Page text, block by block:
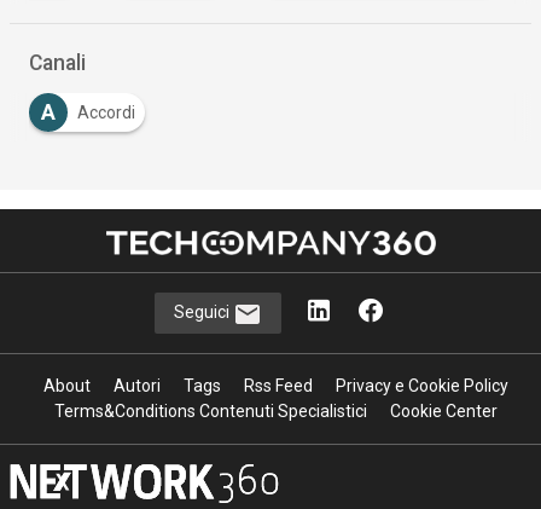
Canali
A Accordi
Seguici
About Autori Tags Rss Feed
Privacy e Cookie Policy
Terms&Conditions Contenuti Specialistici
Cookie Center